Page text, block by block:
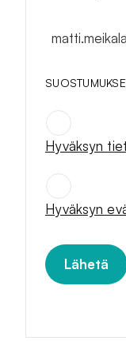
Hyväksyn
SUOSTUMUKSET
Hyväksyn